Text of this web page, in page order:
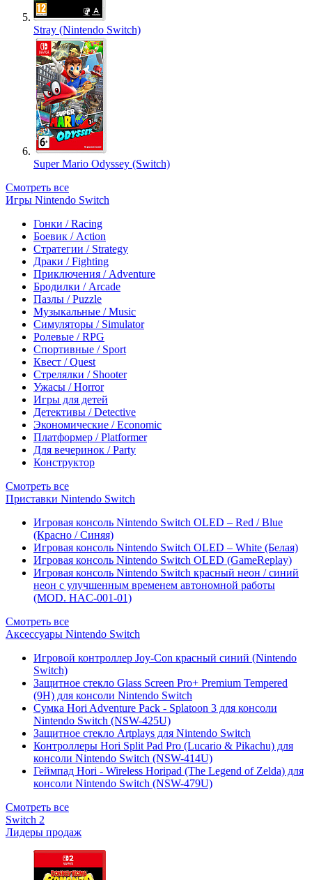
Stray (Nintendo Switch)
Super Mario Odyssey (Switch)
Смотреть все
Игры Nintendo Switch
Гонки / Racing
Боевик / Action
Стратегии / Strategy
Драки / Fighting
Приключения / Adventure
Бродилки / Arcade
Пазлы / Puzzle
Музыкальные / Music
Симуляторы / Simulator
Ролевые / RPG
Спортивные / Sport
Квест / Quest
Стрелялки / Shooter
Ужасы / Horror
Игры для детей
Детективы / Detective
Экономические / Economic
Платформер / Platformer
Для вечеринок / Party
Конструктор
Смотреть все
Приставки Nintendo Switch
Игровая консоль Nintendo Switch OLED – Red / Blue
(Красно / Синяя)
Игровая консоль Nintendo Switch OLED – White (Белая)
Игровая консоль Nintendo Switch OLED (GameReplay)
Игровая консоль Nintendo Switch красный неон / синий
неон с улучшенным временем автономной работы
(MOD. HAC-001-01)
Смотреть все
Аксессуары Nintendo Switch
Игровой контроллер Joy-Con красный синий (Nintendo
Switch)
Защитное стекло Glass Screen Pro+ Premium Tempered
(9H) для консоли Nintendo Switch
Сумка Hori Adventure Pack - Splatoon 3 для консоли
Nintendo Switch (NSW-425U)
Защитное стекло Artplays для Nintendo Switch
Контроллеры Hori Split Pad Pro (Lucario & Pikachu) для
консоли Nintendo Switch (NSW-414U)
Геймпад Hori - Wireless Horipad (The Legend of Zelda) для
консоли Nintendo Switch (NSW-479U)
Смотреть все
Switch 2
Лидеры продаж